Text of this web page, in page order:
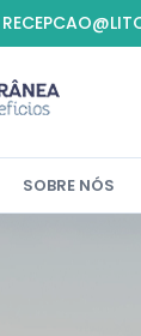
SOBRE NÓS